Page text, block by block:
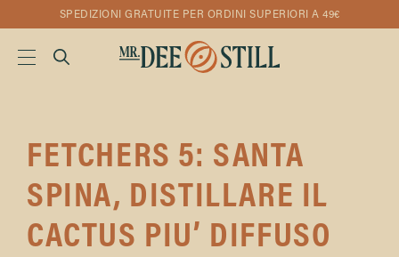
SPEDIZIONI GRATUITE PER ORDINI SUPERIORI A 49€
FETCHERS 5: SANTA
SPINA, DISTILLARE IL
CACTUS PIU’ DIFFUSO